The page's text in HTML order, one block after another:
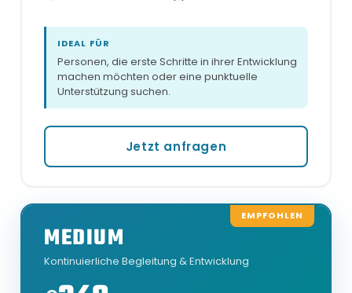
IDEAL FÜR
Personen, die erste Schritte in ihrer Entwicklung
machen möchten oder eine punktuelle
Unterstützung suchen.
Jetzt anfragen
EMPFOHLEN
MEDIUM
Kontinuierliche Begleitung & Entwicklung